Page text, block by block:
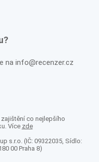
na info@recenzer.cz
co nejlepšího
Více zde
s.r.o. (IČ: 09322035, Sídlo:
00 Praha 8)